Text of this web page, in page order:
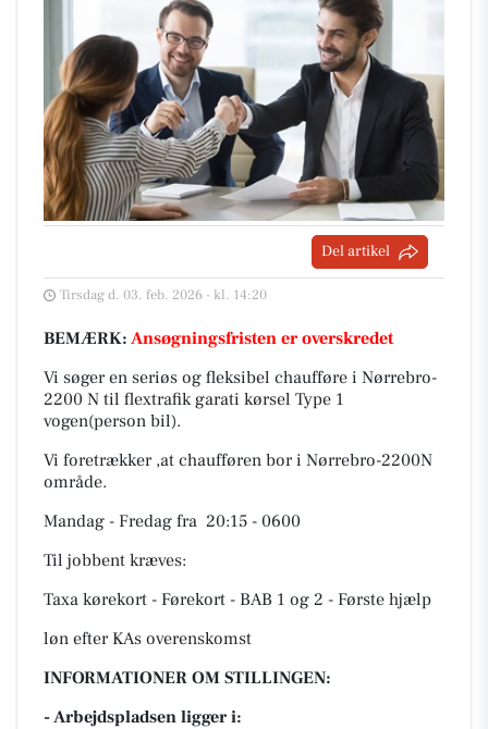
Del artikel
Tirsdag d. 03. feb. 2026 - kl. 14:20
BEMÆRK: Ansøgningsfristen er overskredet
Vi søger en seriøs og fleksibel chaufføre i Nørrebro-
2200 N til flextrafik garati kørsel Type 1
vogen(person bil).
Vi foretrækker ,at chaufføren bor i Nørrebro-2200N
område.
Mandag - Fredag fra 20:15 - 0600
Til jobbent kræves:
Taxa kørekort - Førekort - BAB 1 og 2 - Første hjælp
løn efter KAs overenskomst
INFORMATIONER OM STILLINGEN:
- Arbejdspladsen ligger i: